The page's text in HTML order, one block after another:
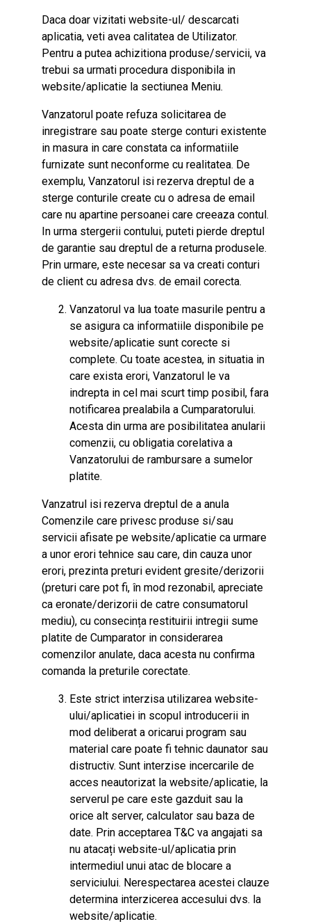
Daca doar vizitati website-ul/ descarcati
aplicatia, veti avea calitatea de Utilizator.
Pentru a putea achizitiona produse/servicii, va
trebui sa urmati procedura disponibila in
website/aplicatie la sectiunea Meniu.
Vanzatorul poate refuza solicitarea de
inregistrare sau poate sterge conturi existente
in masura in care constata ca informatiile
furnizate sunt neconforme cu realitatea. De
exemplu, Vanzatorul isi rezerva dreptul de a
sterge conturile create cu o adresa de email
care nu apartine persoanei care creeaza contul.
In urma stergerii contului, puteti pierde dreptul
de garantie sau dreptul de a returna produsele.
Prin urmare, este necesar sa va creati conturi
de client cu adresa dvs. de email corecta.
Vanzatorul va lua toate masurile pentru a
se asigura ca informatiile disponibile pe
website/aplicatie sunt corecte si
complete. Cu toate acestea, in situatia in
care exista erori, Vanzatorul le va
indrepta in cel mai scurt timp posibil, fara
notificarea prealabila a Cumparatorului.
Acesta din urma are posibilitatea anularii
comenzii, cu obligatia corelativa a
Vanzatorului de rambursare a sumelor
platite.
Vanzatrul isi rezerva dreptul de a anula
Comenzile care privesc produse si/sau
servicii afisate pe website/aplicatie ca urmare
a unor erori tehnice sau care, din cauza unor
erori, prezinta preturi evident gresite/derizorii
(preturi care pot fi, în mod rezonabil, apreciate
ca eronate/derizorii de catre consumatorul
mediu), cu consecința restituirii intregii sume
platite de Cumparator in considerarea
comenzilor anulate, daca acesta nu confirma
comanda la preturile corectate.
Este strict interzisa utilizarea website-
ului/aplicatiei in scopul introducerii in
mod deliberat a oricarui program sau
material care poate fi tehnic daunator sau
distructiv. Sunt interzise incercarile de
acces neautorizat la website/aplicatie, la
serverul pe care este gazduit sau la
orice alt server, calculator sau baza de
date. Prin acceptarea T&C va angajati sa
nu atacați website-ul/aplicatia prin
intermediul unui atac de blocare a
serviciului. Nerespectarea acestei clauze
determina interzicerea accesului dvs. la
website/aplicatie.